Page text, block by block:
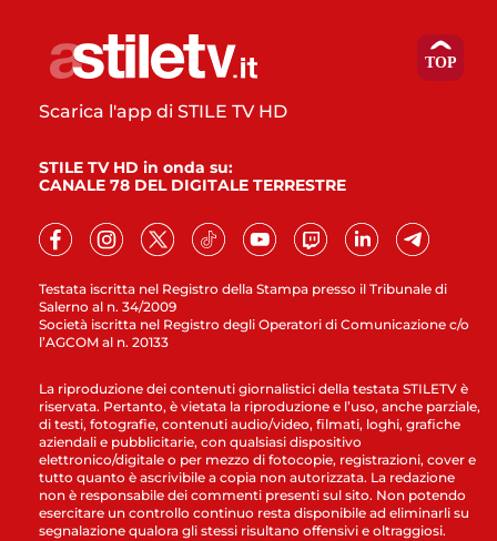
Testata iscritta nel Registro della Stampa presso il Tribunale di
Salerno al n. 34/2009
Società iscritta nel Registro degli Operatori di Comunicazione c/o
l’AGCOM al n. 20133
Scarica l'app di STILE TV HD
STILE TV HD in onda su:
CANALE 78 DEL DIGITALE TERRESTRE
La riproduzione dei contenuti giornalistici della testata STILETV è
riservata. Pertanto, è vietata la riproduzione e l’uso, anche parziale,
di testi, fotografie, contenuti audio/video, filmati, loghi, grafiche
aziendali e pubblicitarie, con qualsiasi dispositivo
elettronico/digitale o per mezzo di fotocopie, registrazioni, cover e
tutto quanto è ascrivibile a copia non autorizzata. La redazione
non è responsabile dei commenti presenti sul sito. Non potendo
esercitare un controllo continuo resta disponibile ad eliminarli su
segnalazione qualora gli stessi risultano offensivi e oltraggiosi.